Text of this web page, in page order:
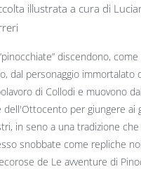
illustrata a cura di
discendono, come
dal personaggio immortalato
di Collodi e muovono
dell'Ottocento per giungere ai
in seno a una tradizione
snobbate come repliche
de Le avventure di